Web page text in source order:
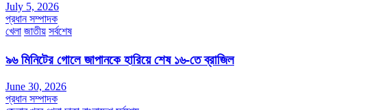
July 5, 2026
প্রধান সম্পাদক
খেলা জাতীয় সর্বশেষ
৯৬ মিনিটের গোলে জাপানকে হারিয়ে শেষ ১৬-তে ব্রাজিল
June 30, 2026
প্রধান সম্পাদক